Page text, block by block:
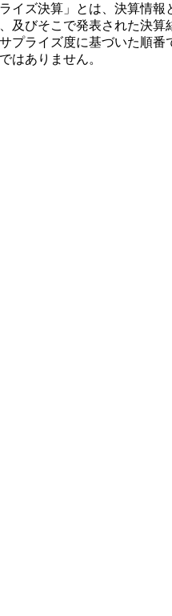
イズ決算」とは、決算情
及びそこで発表された決
プライズ度に基づいた順
はありません。